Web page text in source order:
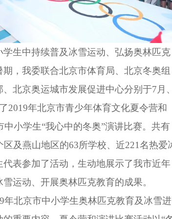
学生中持续普及冰雪运动、弘扬奥林匹克
期，我委联合北京市体育局、北京冬奥组
、北京奥运城市发展促进中心分别于7月
2019年北京市青少年体育文化夏令营和
中小学生“我心中的冬奥”演讲比赛。共有
区及燕山地区的63所学校、近221名热爱
代表参加了活动，生动地展示了我市近年
运动、开展奥林匹克教育的成果。
北京市中小学生奥林匹克教育及冰雪进